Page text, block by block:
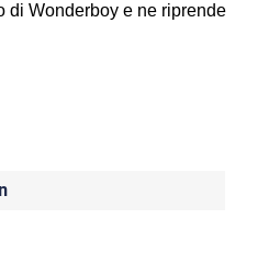
di Wonderboy e ne riprende